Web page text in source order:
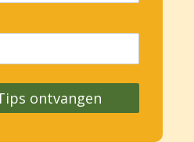
ontvangen